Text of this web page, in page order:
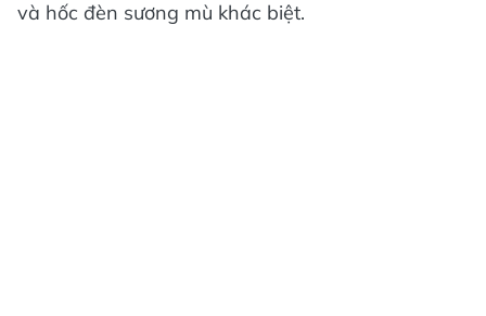
và hốc đèn sương mù khác biệt.